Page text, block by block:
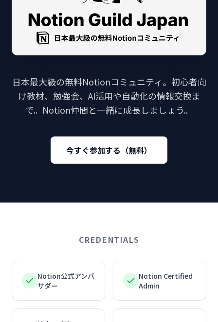
日本最大級の無料Notionコミュニティ。初心者向
け教材、勉強会、AI活用や自動化の情報交換ま
で。Notion仲間と一緒に成長しましょう。
今すぐ参加する（無料）
CREDENTIALS
Notion公式アンバ
サダー
Notion Certified
Admin